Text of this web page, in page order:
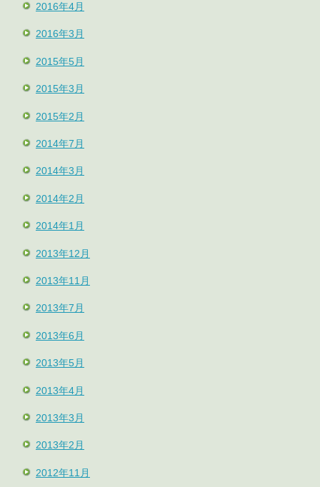
2016年4月
2016年3月
2015年5月
2015年3月
2015年2月
2014年7月
2014年3月
2014年2月
2014年1月
2013年12月
2013年11月
2013年7月
2013年6月
2013年5月
2013年4月
2013年3月
2013年2月
2012年11月